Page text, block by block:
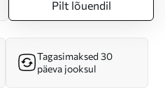
Pilt lõuendil
Tagasimaksed 30
päeva jooksul